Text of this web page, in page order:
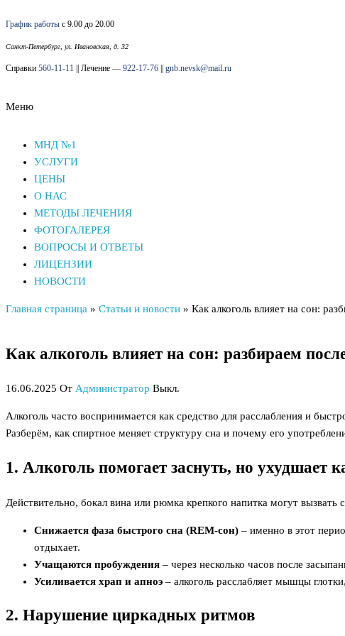
к
содержимому
График работы с 9.00 до 20.00
Санкт-Петербург, ул. Ивановская, д. 32
Справки 560-11-11 || Лечение — 922-17-76 gnb.nevsk@mail.ru
Меню
МНД №1
УСЛУГИ
ЦЕНЫ
О НАС
МЕТОДЫ ЛЕЧЕНИЯ
ФОТОГАЛЕРЕЯ
ВОПРОСЫ И ОТВЕТЫ
ЛИЦЕНЗИИ
НОВОСТИ
Главная страница » Статьи и новости » Как алкоголь влияет на сон:
Как алкоголь влияет на сон: разбираем
16.06.2025 От Администратор Выкл.
Алкоголь часто воспринимается как средство для расслабления и
Разберём, как спиртное меняет структуру сна и почему его
1. Алкоголь помогает заснуть, но ухудшает
Действительно, бокал вина или рюмка крепкого напитка могут
Снижается фаза быстрого сна (REM-сон) – именно в этот
отдыхает.
Учащаются пробуждения – через несколько часов после
Усиливается храп и апноэ – алкоголь расслабляет мышцы
2. Нарушение циркадных ритмов